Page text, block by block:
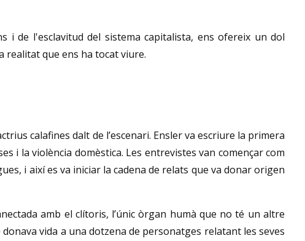
i de l'esclavitud del sistema capitalista, ens ofereix un dol
que ens ha tocat viure.
calafines dalt de l’escenari. Ensler va escriure la primera
i la violència domèstica. Les entrevistes van començar com
i així es va iniciar la cadena de relats que va donar origen
amb el clítoris, l’únic òrgan humà que no té un altre
vida a una dotzena de personatges relatant les seves